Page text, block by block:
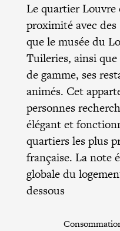
Le quartier Louvre
proximité avec
que le musée du
Tuileries, ainsi
de gamme, ses
animés. Cet
personnes
élégant et
quartiers les plus
française. La note
globale du
dessous